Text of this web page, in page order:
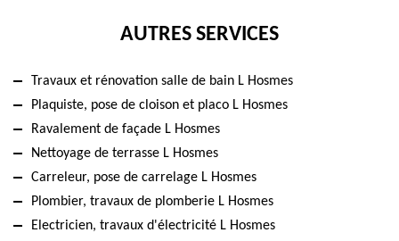
AUTRES SERVICES
Travaux et rénovation salle de bain L Hosmes
Plaquiste, pose de cloison et placo L Hosmes
Ravalement de façade L Hosmes
Nettoyage de terrasse L Hosmes
Carreleur, pose de carrelage L Hosmes
Plombier, travaux de plomberie L Hosmes
Electricien, travaux d'électricité L Hosmes